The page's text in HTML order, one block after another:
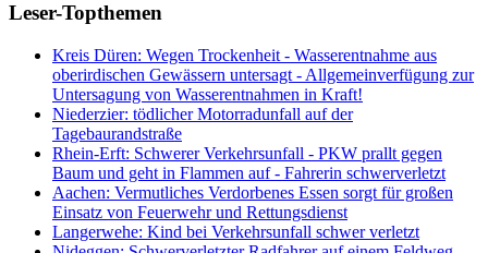
Leser-Topthemen
Kreis Düren: Wegen Trockenheit - Wasserentnahme aus
oberirdischen Gewässern untersagt - Allgemeinverfügung zur
Untersagung von Wasserentnahmen in Kraft!
Niederzier: tödlicher Motorradunfall auf der
Tagebaurandstraße
Rhein-Erft: Schwerer Verkehrsunfall - PKW prallt gegen
Baum und geht in Flammen auf - Fahrerin schwerverletzt
Aachen: Vermutliches Verdorbenes Essen sorgt für großen
Einsatz von Feuerwehr und Rettungsdienst
Langerwehe: Kind bei Verkehrsunfall schwer verletzt